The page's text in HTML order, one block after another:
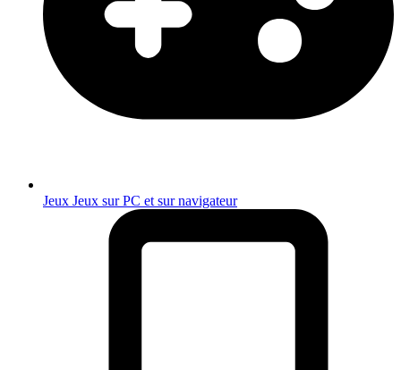
Jeux Jeux sur PC et sur navigateur